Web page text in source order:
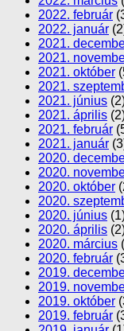
2022. február
2022. január
2021.
2021.
2021. október
2021.
2021. június
2021. április
2021. február
2021. január
2020.
2020.
2020. október
2020.
2020. június
2020. április
2020. március
2020. február
2019.
2019.
2019. október
2019. február